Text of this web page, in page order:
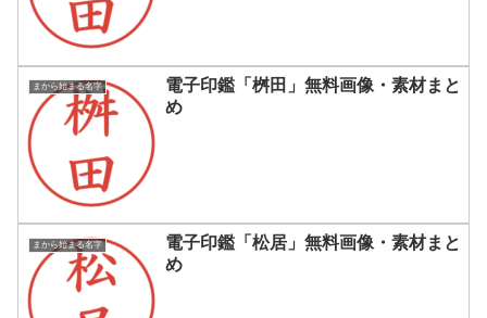
まから始まる名字
電子印鑑「桝田」無料画像・素材まと
め
まから始まる名字
電子印鑑「松居」無料画像・素材まと
め